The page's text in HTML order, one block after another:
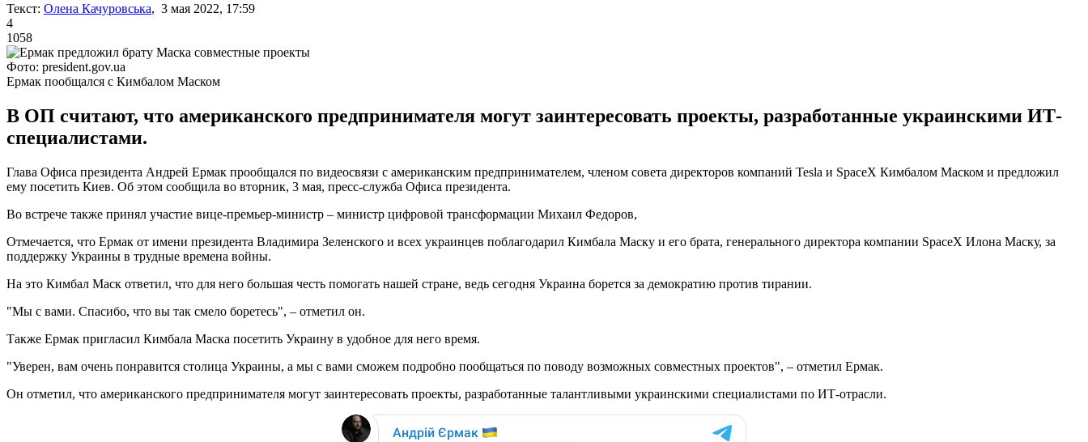
Текст: Олена Качуровська, 3 мая 2022, 17:59
4
1058
Фото: president.gov.ua
Ермак пообщался с Кимбалом Маском
В ОП считают, что американского предпринимателя могут заинтересовать проекты, разработанные украинскими ИТ-
специалистами.
Глава Офиса президента Андрей Ермак прообщался по видеосвязи с американским предпринимателем, членом совета директоров компаний Tesla и SpaceX Кимбалом Маском и предложил
ему посетить Киев. Об этом сообщила во вторник, 3 мая, пресс-служба Офиса президента.
Во встрече также принял участие вице-премьер-министр – министр цифровой трансформации Михаил Федоров,
Отмечается, что Ермак от имени президента Владимира Зеленского и всех украинцев поблагодарил Кимбала Маску и его брата, генерального директора компании SpaceX Илона Маску, за
поддержку Украины в трудные времена войны.
На это Кимбал Маск ответил, что для него большая честь помогать нашей стране, ведь сегодня Украина борется за демократию против тирании.
"Мы с вами. Спасибо, что вы так смело боретесь", – отметил он.
Также Ермак пригласил Кимбала Маска посетить Украину в удобное для него время.
"Уверен, вам очень понравится столица Украины, а мы с вами сможем подробно пообщаться по поводу возможных совместных проектов", – отметил Ермак.
Он отметил, что американского предпринимателя могут заинтересовать проекты, разработанные талантливыми украинскими специалистами по ИТ-отрасли.